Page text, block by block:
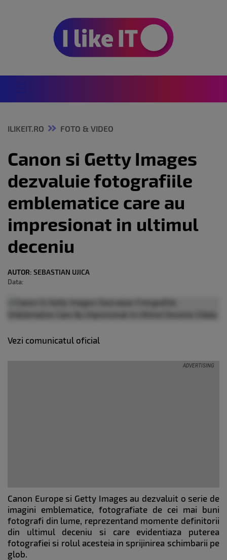
ILIKEIT.RO FOTO & VIDEO
Canon si Getty Images
dezvaluie fotografiile
emblematice care au
impresionat in ultimul
deceniu
AUTOR: SEBASTIAN UJICA
Data:
Vezi comunicatul oficial
Canon Europe si Getty Images au dezvaluit o serie de
imagini emblematice, fotografiate de cei mai buni
fotografi din lume, reprezentand momente definitorii
din ultimul deceniu si care evidentiaza puterea
fotografiei si rolul acesteia in sprijinirea schimbarii pe
glob.